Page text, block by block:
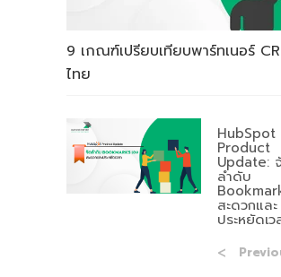
9 เกณฑ์เปรียบเทียบพาร์ทเนอร์
ไทย
HubSpot
Product
Update:
ลำดับ
สะดวกและ
ประหยัดเว